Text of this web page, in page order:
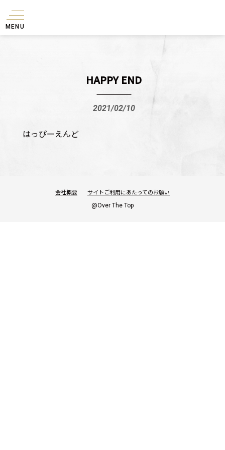
MENU
HAPPY END
2021/02/10
はっぴーえんど
会社概要 サイトご利用にあたってのお願い
@Over The Top